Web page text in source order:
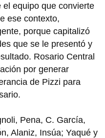
equipo que convierte
ese contexto,
porque capitalizó
que se le presentó y
Rosario Central
por generar
de Pizzi para
Pena, C. García,
Alaniz, Insúa; Yaqué y